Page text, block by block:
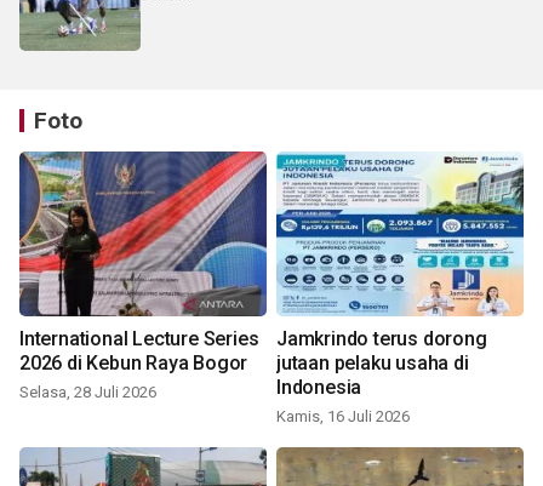
Foto
International Lecture Series
2026 di Kebun Raya Bogor
Selasa, 28 Juli 2026
Jamkrindo terus dorong
jutaan pelaku usaha di
Indonesia
Kamis, 16 Juli 2026